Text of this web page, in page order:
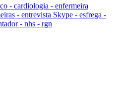
- cardiologia - enfermeira
- entrevista Skype - esfrega -
- nhs - rgn